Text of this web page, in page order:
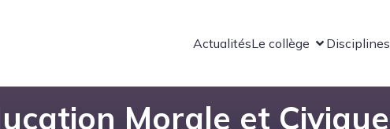
ActualitésLe collège Disciplines
Morale et Civique